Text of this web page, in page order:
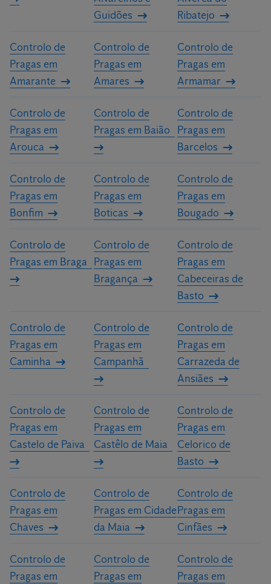
Guidões
Ribatejo
Controlo de
Pragas em
Amarante
Controlo de
Pragas em
Amares
Controlo de
Pragas em
Armamar
Controlo de
Pragas em
Arouca
Controlo de
Pragas em Baião
Controlo de
Pragas em
Barcelos
Controlo de
Pragas em
Bonfim
Controlo de
Pragas em
Boticas
Controlo de
Pragas em
Bougado
Controlo de
Pragas em Braga
Controlo de
Pragas em
Bragança
Controlo de
Pragas em
Cabeceiras de
Basto
Controlo de
Pragas em
Caminha
Controlo de
Pragas em
Campanhã
Controlo de
Pragas em
Carrazeda de
Ansiães
Controlo de
Pragas em
Castelo de Paiva
Controlo de
Pragas em
Castêlo de Maia
Controlo de
Pragas em
Celorico de
Basto
Controlo de
Pragas em
Chaves
Controlo de
Pragas em Cidade
da Maia
Controlo de
Pragas em
Cinfães
Controlo de
Pragas em
Controlo de
Pragas em
Controlo de
Pragas em